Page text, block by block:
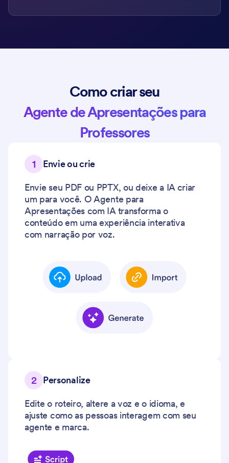
Como criar seu
Agente de Apresentações para
Professores
1
Envie ou crie
Envie seu PDF ou PPTX, ou deixe a IA criar
um para você. O Agente para
Apresentações com IA transforma o
conteúdo em uma experiência interativa
com narração por voz.
2 Personalize
Edite o roteiro, altere a voz e o idioma, e
ajuste como as pessoas interagem com seu
agente e marca.